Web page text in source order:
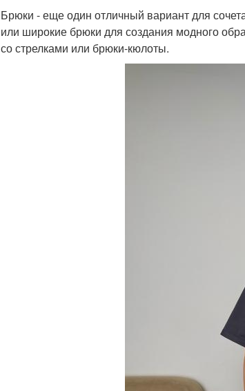
Брюки - еще один отличный вариант для
или широкие брюки для создания модного
со стрелками или брюки-кюлоты.